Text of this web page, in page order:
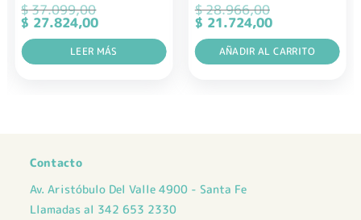
$37.099,00
El
precio
original
era:
$ 37.099,00.
$ 27.824,00El
precio
actual
es:
$ 27.824,00.
LEER MÁS
$28.966,00
El
precio
original
era:
$ 28.966,00.
$ 21.724,00El
precio
actual
es:
$ 21.724,00.
AÑADIR AL CARRITO
Contacto
Av. Aristóbulo Del Valle 4900 - Santa Fe
Llamadas al 342 653 2330